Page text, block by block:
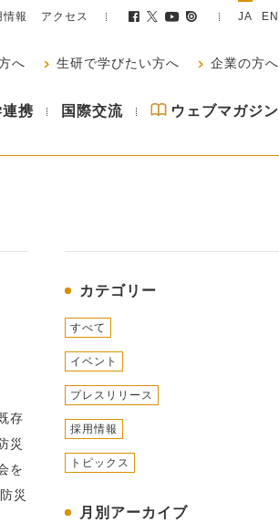
情報 アクセス JA EN
へ 生研で学びたい方へ 企業の方へ
携 国際交流 ウェブマガジン
存
災
を
災
カテゴリー
すべて
イベント
プレスリリース
採用情報
トピックス
月別アーカイブ